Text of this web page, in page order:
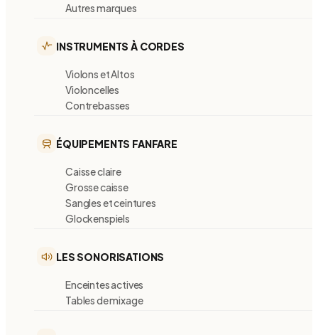
Autres marques
INSTRUMENTS À CORDES
Violons et Altos
Violoncelles
Contrebasses
ÉQUIPEMENTS FANFARE
Caisse claire
Grosse caisse
Sangles et ceintures
Glockenspiels
LES SONORISATIONS
Enceintes actives
Tables de mixage